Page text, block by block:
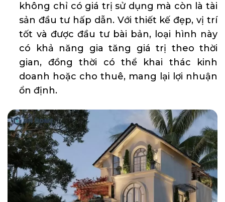
không chỉ có giá trị sử dụng mà còn là tài
sản đầu tư hấp dẫn. Với thiết kế đẹp, vị trí
tốt và được đầu tư bài bản, loại hình này
có khả năng gia tăng giá trị theo thời
gian, đồng thời có thể khai thác kinh
doanh hoặc cho thuê, mang lại lợi nhuận
ổn định.